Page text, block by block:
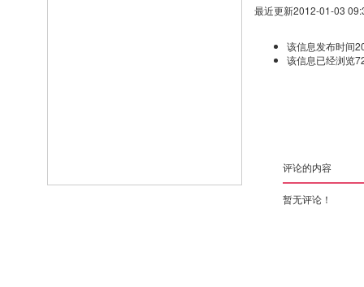
最近更新2012-01-03
该信息发布时间
该信息已经浏览
评论的内容
暂无评论！